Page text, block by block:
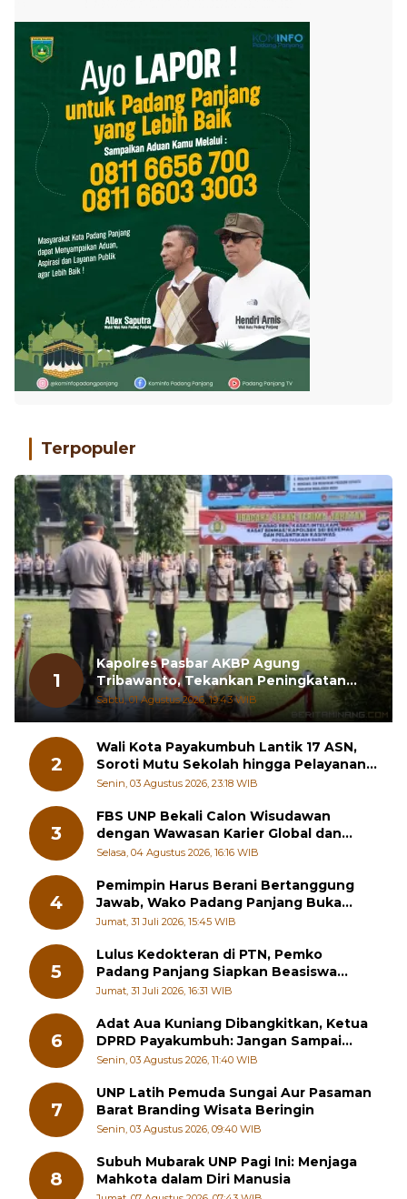
Terpopuler
1
Kapolres Pasbar AKBP Agung
Tribawanto, Tekankan Peningkatan
Pelayanan dan Sinergi dengan
Masyarakat
Sabtu, 01 Agustus 2026, 19:43 WIB
2
Wali Kota Payakumbuh Lantik 17 ASN,
Soroti Mutu Sekolah hingga Pelayanan
RSUD
Senin, 03 Agustus 2026, 23:18 WIB
3
FBS UNP Bekali Calon Wisudawan
dengan Wawasan Karier Global dan
Kewirausahaan Kreatif
Selasa, 04 Agustus 2026, 16:16 WIB
4
Pemimpin Harus Berani Bertanggung
Jawab, Wako Padang Panjang Buka
Pelatihan Kepemimpinan Pelajar
Jumat, 31 Juli 2026, 15:45 WIB
5
Lulus Kedokteran di PTN, Pemko
Padang Panjang Siapkan Beasiswa
Penuh
Jumat, 31 Juli 2026, 16:31 WIB
6
Adat Aua Kuniang Dibangkitkan, Ketua
DPRD Payakumbuh: Jangan Sampai
Generasi Muda Hilang Jati Diri
Senin, 03 Agustus 2026, 11:40 WIB
7
UNP Latih Pemuda Sungai Aur Pasaman
Barat Branding Wisata Beringin
Senin, 03 Agustus 2026, 09:40 WIB
8
Subuh Mubarak UNP Pagi Ini: Menjaga
Mahkota dalam Diri Manusia